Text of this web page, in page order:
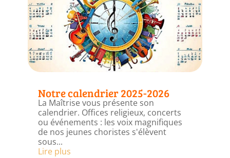
Notre calendrier 2025-2026
La Maîtrise vous présente son
calendrier. Offices religieux, concerts
ou événements : les voix magnifiques
de nos jeunes choristes s'élèvent
sous...
Lire plus